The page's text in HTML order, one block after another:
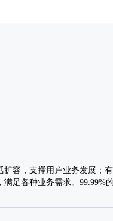
扩容，支撑用户业务发展；
满足各种业务需求。99.99%